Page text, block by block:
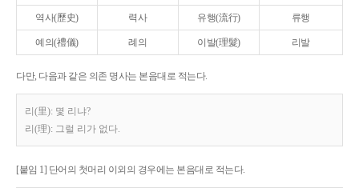
역사(歷史) 력사 유행(流行) 류행
예의(禮儀) 례의 이발(理髮) 리발
다만, 다음과 같은 의존 명사는 본음대로 적는다.
리(里): 몇 리냐?
리(理): 그럴 리가 없다.
[붙임 1] 단어의 첫머리 이외의 경우에는 본음대로 적는다.